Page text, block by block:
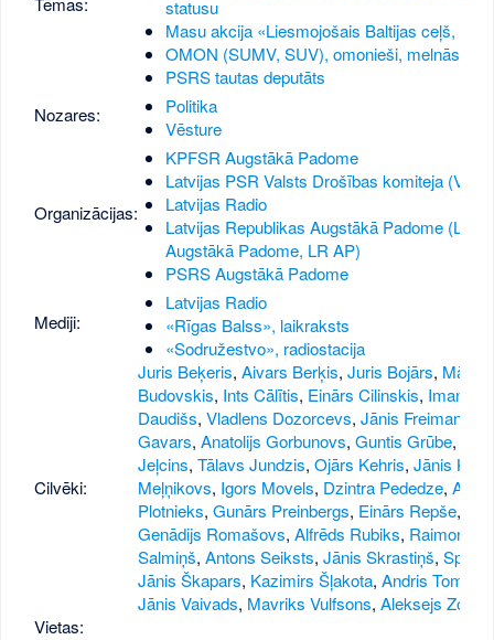
statusu
Masu akcija «Liesmojošais Baltijas ceļš, 1991
OMON (SUMV, SUV), omonieši, melnās
PSRS tautas deputāts
Nozares:
Politika
Vēsture
Organizācijas:
KPFSR Augstākā Padome
Latvijas PSR Valsts Drošības komiteja (VDK)
Latvijas Radio
Latvijas Republikas Augstākā Padome (LR
Augstākā Padome, LR AP)
PSRS Augstākā Padome
Mediji:
Latvijas Radio
«Rīgas Balss», laikraksts
«Sodružestvo», radiostacija
Cilvēki:
Juris Beķeris,Aivars Berķis,Juris Bojārs, Māris
Budovskis, Ints Cālītis, Einārs Cilinskis, Imants
Daudišs,Vladlens Dozorcevs,Jānis Freimanis
Gavars,Anatolijs Gorbunovs,Guntis Grūbe,
Jeļcins,Tālavs Jundzis,Ojārs Kehris,Jānis
Meļņikovs, Igors Movels, Dzintra Pededze,
Plotnieks,Gunārs Preinbergs, Einārs Repše,
Genādijs Romašovs,Alfrēds Rubiks, Raimonds
Salmiņš,Antons Seiksts,Jānis Skrastiņš,
Jānis Škapars, Kazimirs Šļakota,Andris
Jānis Vaivads, Mavriks Vulfsons,Aleksejs
Vietas: